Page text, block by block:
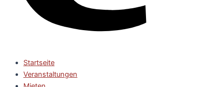
Startseite
Veranstaltungen